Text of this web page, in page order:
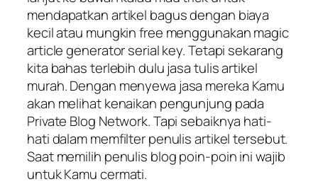
mendapatkan artikel bagus dengan biaya
kecil atau mungkin free menggunakan magic
article generator serial key. Tetapi sekarang
kita bahas terlebih dulu jasa tulis artikel
murah. Dengan menyewa jasa mereka Kamu
akan melihat kenaikan pengunjung pada
Private Blog Network. Tapi sebaiknya hati-
hati dalam memfilter penulis artikel tersebut.
Saat memilih penulis blog poin-poin ini wajib
untuk Kamu cermati.